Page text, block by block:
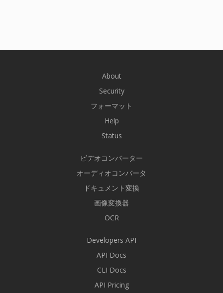
About
Security
フォーマット
Help
Status
ビデオコンバーター
オーディオコンバータ
ドキュメント変換
画像変換器
OCR
Developers API
API Docs
CLI Docs
API Pricing